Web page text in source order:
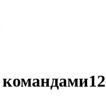
командами